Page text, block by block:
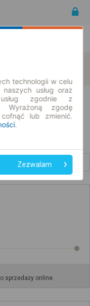
sprzedaży online.
technologii w celu
naszych usług oraz
usług zgodnie z
Wyrażoną zgodę
lub zmienić.
.
Zezwalam